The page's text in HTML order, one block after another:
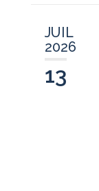
JUIL
2026
13